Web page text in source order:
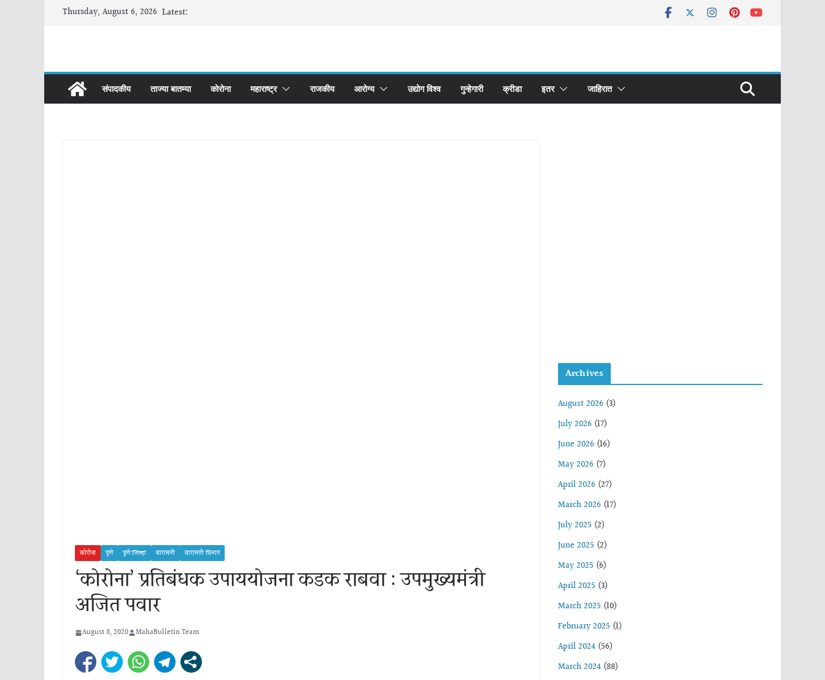
Thursday, August 6, 2026 Latest:
संपादकीय ताज्या बातम्या कोरोना महाराष्ट्र राजकीय आरोग्य उद्योग विश्व गुन्हेगारी क्रीडा इतर जाहिरात
कोरोना पुणे पुणे जिल्हा बारामती बारामती विभाग
‘कोरोना’ प्रतिबंधक उपाययोजना कडक राबवा : उपमुख्यमंत्री
अजित पवार
August 8, 2020 MahaBulletin Team
Archives
August 2026 (3)
July 2026 (17)
June 2026 (16)
May 2026 (7)
April 2026 (27)
March 2026 (17)
July 2025 (2)
June 2025 (2)
May 2025 (6)
April 2025 (3)
March 2025 (10)
February 2025 (1)
April 2024 (56)
March 2024 (88)